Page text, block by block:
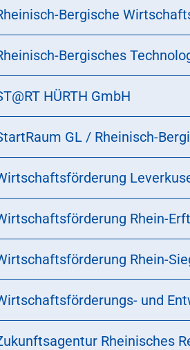
Bergische
Bergisches
HÜRTH GmbH
GL / Rheinisch-
Rhein-
Rhein-
und
Rheinisches